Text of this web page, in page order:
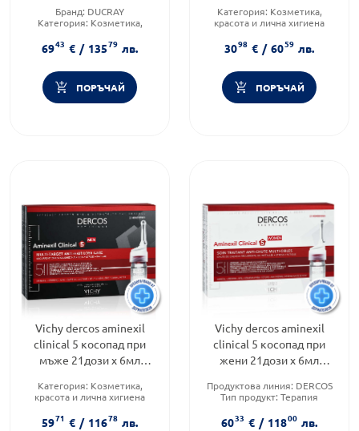
Бранд: DUCRAY
Категория: Козметика,
Форма на продукта: лосион
6943 € / 13579 лв.
ПОРЪЧАЙ
Категория: Козметика,
красота и лична хигиена
Дермокозметика
Форма на продукта:серум
3098 € / 6059 лв.
ПОРЪЧАЙ
Vichy dercos aminexil
clinical 5 косопад при
мъже 21дози х 6мл
Категория: Козметика,
красота и лична хигиена
Форма на продукта: разтвор
5971 € / 11678 лв.
Vichy dercos aminexil
clinical 5 косопад при
жени 21дози х 6мл
Продуктова линия: DERCOS
Тип продукт: Терапия
6033 € / 11800 лв.